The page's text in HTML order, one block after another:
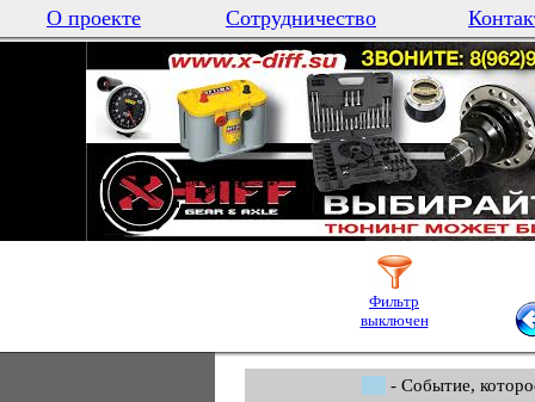
О проекте Сотрудничество
Фильтр
выключен
- Событие,